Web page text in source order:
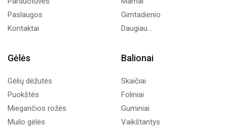
Paslaugos
Kontaktai
Gimtadienio
Daugiau...
Gėlės
Gėlių dėžutės
Puokštės
Miegančios rožės
Muilo gėlės
Balionai
Skaičiai
Foliniai
Guminiai
Vaikštantys